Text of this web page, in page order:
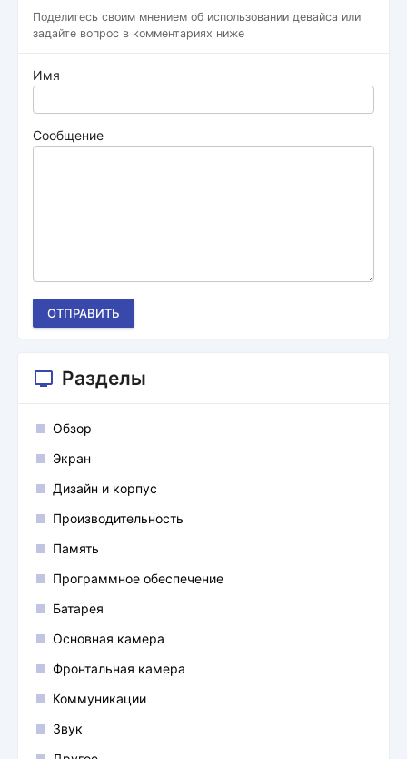
Поделитесь своим мнением об использовании девайса или
задайте вопрос в комментариях ниже
Имя
Сообщение
ОТПРАВИТЬ
Разделы
Обзор
Экран
Дизайн и корпус
Производительность
Память
Программное обеспечение
Батарея
Основная камера
Фронтальная камера
Коммуникации
Звук